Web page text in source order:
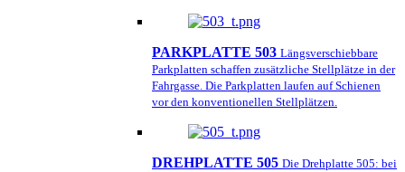
PARKPLATTE 503 Längsverschiebbare
Parkplatten schaffen zusätzliche Stellplätze in der
Fahrgasse. Die Parkplatten laufen auf Schienen
vor den konventionellen Stellplätzen.
DREHPLATTE 505 Die Drehplatte 505: bei